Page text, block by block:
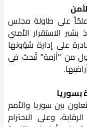
ملحّاً على طاولة مجلس
الاستقرار الأمني
على إدارة شؤونها
من "أزمة" تُبحث في
بسوريا
بين سوريا والأمم
وعلى الاحترام